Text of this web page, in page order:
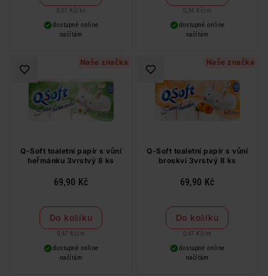
0,07 Kč/ ks
dostupné online
načítám
0,34 Kč/ m
dostupné online
načítám
Naše značka
Q-Soft toaletní papír s vůní
heřmánku 3vrstvý 8 ks
69,90 Kč
Do košíku
0,47 Kč/ m
dostupné online
načítám
Naše značka
Q-Soft toaletní papír s vůní
broskví 3vrstvý 8 ks
69,90 Kč
Do košíku
0,47 Kč/ m
dostupné online
načítám